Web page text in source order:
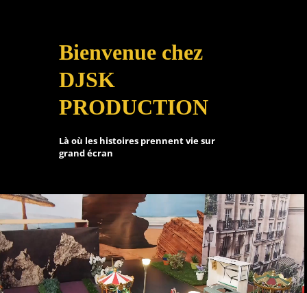
Bienvenue chez
DJSK
PRODUCTION
Là où les histoires prennent vie sur
grand écran